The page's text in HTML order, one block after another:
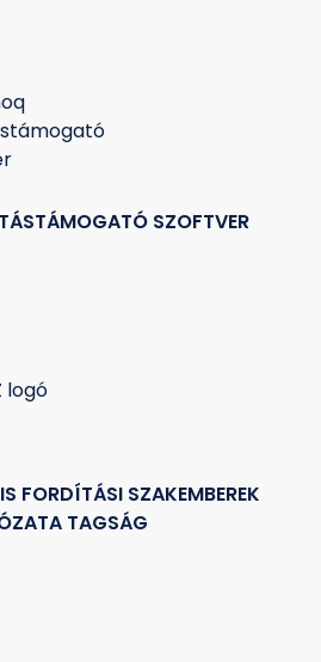
SZOFTVER
FORDÍTÁSI SZAKEMBEREK
TAGSÁG